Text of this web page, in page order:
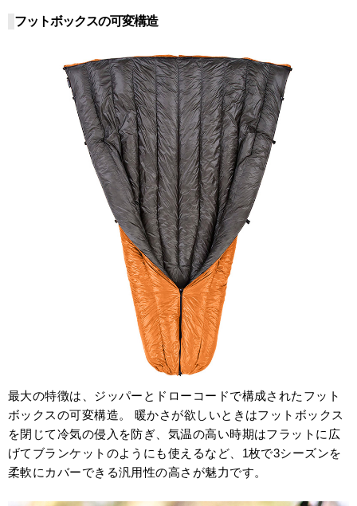
フットボックスの可変構造
最大の特徴は、ジッパーとドローコードで構成されたフット
ボックスの可変構造。 暖かさが欲しいときはフットボックス
を閉じて冷気の侵入を防ぎ、気温の高い時期はフラットに広
げてブランケットのようにも使えるなど、1枚で3シーズンを
柔軟にカバーできる汎用性の高さが魅力です。